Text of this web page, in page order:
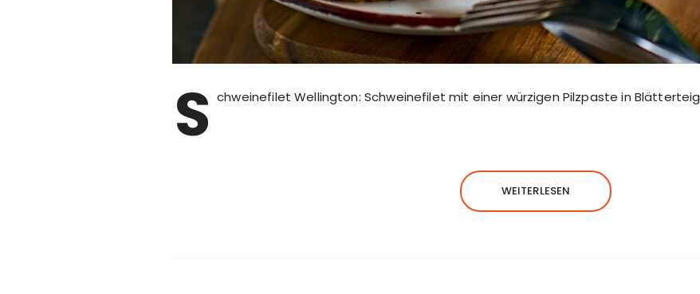
S chweinefilet Wellington: Schweinefilet mit einer würzigen Pilzpaste in Blätterteig
WEITERLESEN